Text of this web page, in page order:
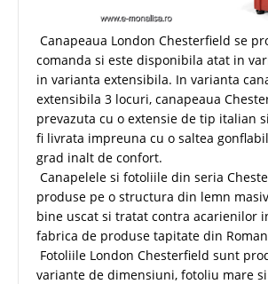
Canapeaua London Chesterfield se
comanda si este disponibila atat in
in varianta extensibila. In varianta
extensibila 3 locuri, canapeaua
prevazuta cu o extensie de tip italian
fi livrata impreuna cu o saltea
grad inalt de confort.
Canapelele si fotoliile din seria
produse pe o structura din lemn
bine uscat si tratat contra acarienilor
fabrica de produse tapitate din
Fotoliile London Chesterfield sunt
variante de dimensiuni, fotoliu mare